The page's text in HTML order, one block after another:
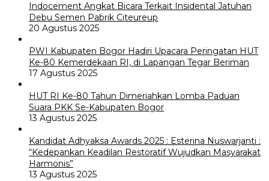
Indocement Angkat Bicara Terkait Insidental Jatuhan
Debu Semen Pabrik Citeureup
20 Agustus 2025
PWI Kabupaten Bogor Hadiri Upacara Peringatan HUT
Ke-80 Kemerdekaan RI, di Lapangan Tegar Beriman
17 Agustus 2025
HUT RI Ke-80 Tahun Dimeriahkan Lomba Paduan
Suara PKK Se-Kabupaten Bogor
13 Agustus 2025
Kandidat Adhyaksa Awards 2025 : Esterina Nuswarjanti :
“Kedepankan Keadilan Restoratif Wujudkan Masyarakat
Harmonis”
13 Agustus 2025